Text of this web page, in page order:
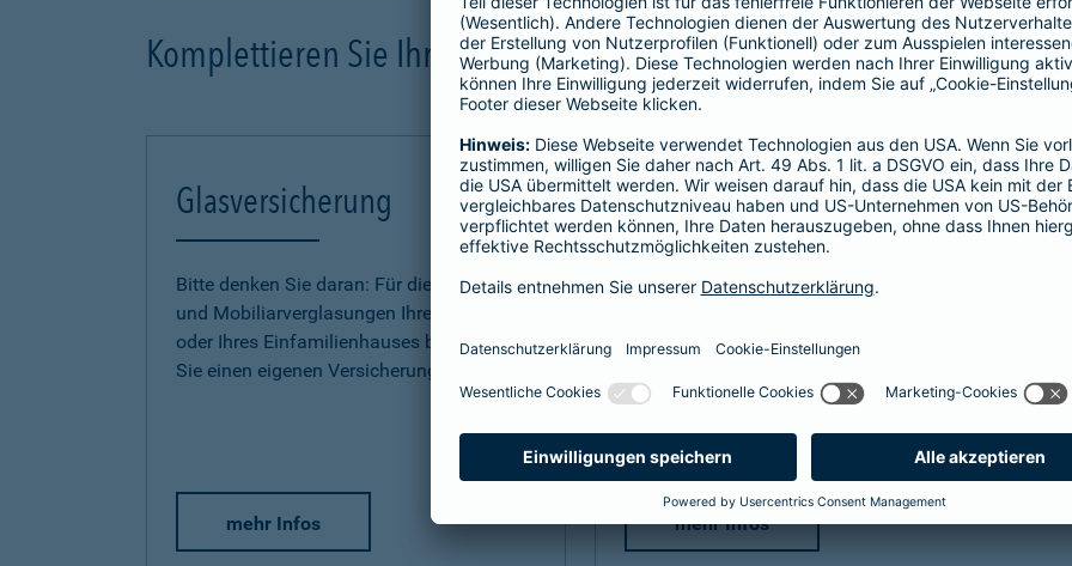
Komplettieren Sie Ihre Hausratversicherung
Glasversicherung
Bitte denken Sie daran: Für die Gebäude-
und Mobiliarverglasungen Ihrer Wohnung
oder Ihres Einfamilienhauses benötigen
Sie einen eigenen Versicherungsschutz.
mehr Infos
Naturgefahren
Eine Ergänzung zu Ihrer Hausratversicherung, die
Unwetter und extreme Naturereignisse immer
Schäden z. B. durch Überschwemmung, Erdbeben,
ergänzen Sie Ihre Hausratversicherung um eine
mehr Infos